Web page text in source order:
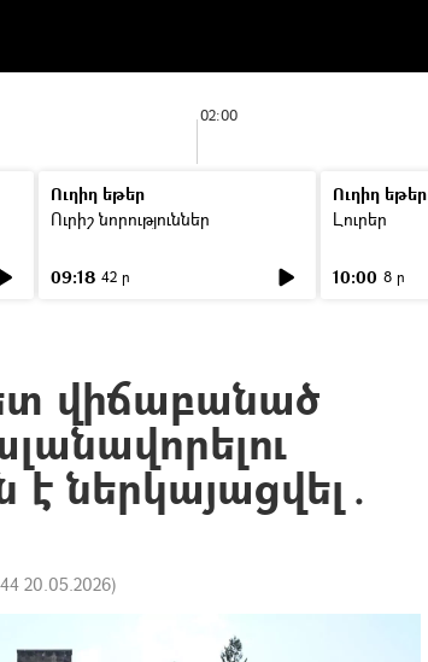
02:00
Ուղիղ եթեր
Ուրիշ նորություններ
09:18 42 ր
Ուղիղ եթեր
Լուրեր
10:00 8 ր
վիճաբանած
է ներկայացվել․
20.05.2026)